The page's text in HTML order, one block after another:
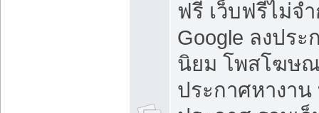
ฟรี เว็บฟรีไม่จ
Google ลงปร
นิยม โพสโฆษ
ประกาศหางาน